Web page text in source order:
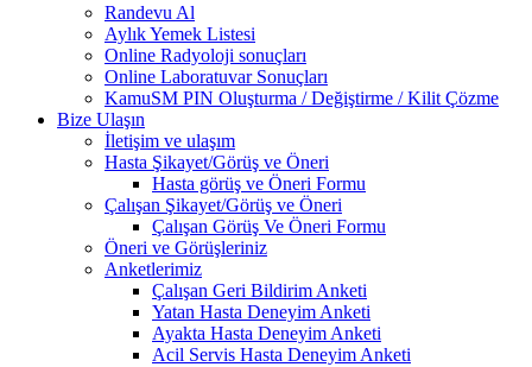
Randevu Al
Aylık Yemek Listesi
Online Radyoloji sonuçları
Online Laboratuvar Sonuçları
KamuSM PIN Oluşturma / Değiştirme / Kilit Çözme
Bize Ulaşın
İletişim ve ulaşım
Hasta Şikayet/Görüş ve Öneri
Hasta görüş ve Öneri Formu
Çalışan Şikayet/Görüş ve Öneri
Çalışan Görüş Ve Öneri Formu
Öneri ve Görüşleriniz
Anketlerimiz
Çalışan Geri Bildirim Anketi
Yatan Hasta Deneyim Anketi
Ayakta Hasta Deneyim Anketi
Acil Servis Hasta Deneyim Anketi